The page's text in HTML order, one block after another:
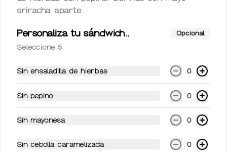
Coca-Cola Light 355ml
Coca-Cola Sin Azúcar
sriracha aparte.
Personaliza tu sándwich.. Opcional
Seleccione 5
Sin ensaladilla de hierbas 0
Sin pepino 0
Sin mayonesa 0
Sin cebolla caramelizada 0